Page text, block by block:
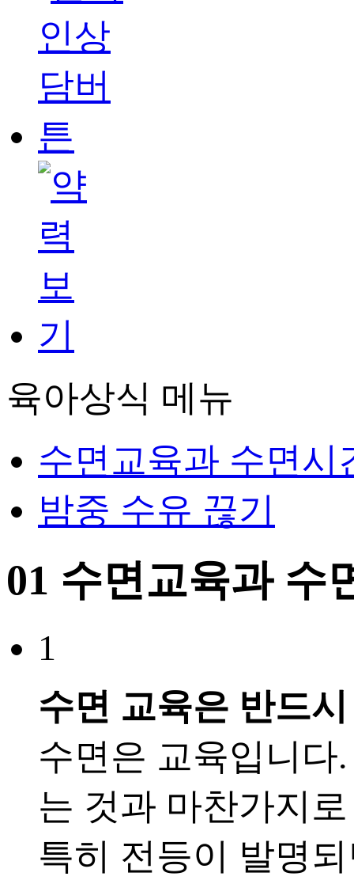
육아상식 메뉴
수면교육과 수면시
밤중 수유 끊기
01 수면교육과 수
1
수면 교육은 반드
수면은 교육입니다
는 것과 마찬가지
특히 전등이 발명